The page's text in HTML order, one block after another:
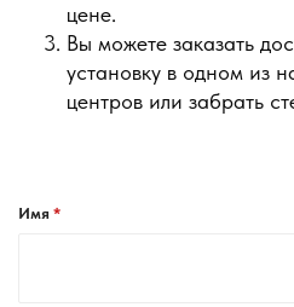
цене.
Вы можете заказать
установку в одном из
центров или забрать
Имя